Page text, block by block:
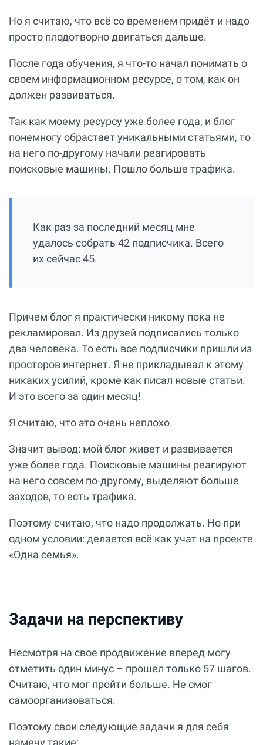
Но я считаю, что всё со временем придёт и надо
просто плодотворно двигаться дальше.
После года обучения, я что-то начал понимать о
своем информационном ресурсе, о том, как он
должен развиваться.
Так как моему ресурсу уже более года, и блог
понемногу обрастает уникальными статьями, то
на него по-другому начали реагировать
поисковые машины. Пошло больше трафика.
Как раз за последний месяц мне
удалось собрать 42 подписчика. Всего
их сейчас 45.
Причем блог я практически никому пока не
рекламировал. Из друзей подписались только
два человека. То есть все подписчики пришли из
просторов интернет. Я не прикладывал к этому
никаких усилий, кроме как писал новые статьи.
И это всего за один месяц!
Я считаю, что это очень неплохо.
Значит вывод: мой блог живет и развивается
уже более года. Поисковые машины реагируют
на него совсем по-другому, выделяют больше
заходов, то есть трафика.
Поэтому считаю, что надо продолжать. Но при
одном условии: делается всё как учат на проекте
«Одна семья».
Задачи на перспективу
Несмотря на свое продвижение вперед могу
отметить один минус – прошел только 57 шагов.
Считаю, что мог пройти больше. Не смог
самоорганизоваться.
Поэтому свои следующие задачи я для себя